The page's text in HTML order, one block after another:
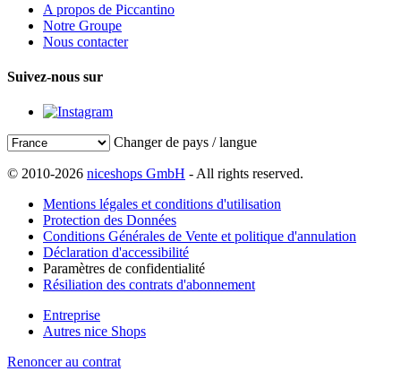
A propos de Piccantino
Notre Groupe
Nous contacter
Suivez-nous sur
Changer de pays / langue
© 2010-2026 niceshops GmbH - All rights reserved.
Mentions légales et conditions d'utilisation
Protection des Données
Conditions Générales de Vente et politique d'annulation
Déclaration d'accessibilité
Paramètres de confidentialité
Résiliation des contrats d'abonnement
Entreprise
Autres nice Shops
Renoncer au contrat